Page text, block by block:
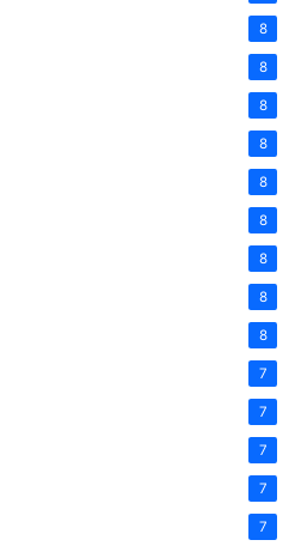
8
8
8
8
8
8
8
8
8
7
7
7
7
7